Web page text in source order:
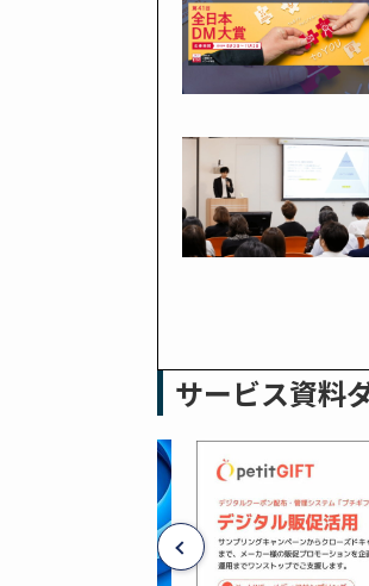
サービス資料